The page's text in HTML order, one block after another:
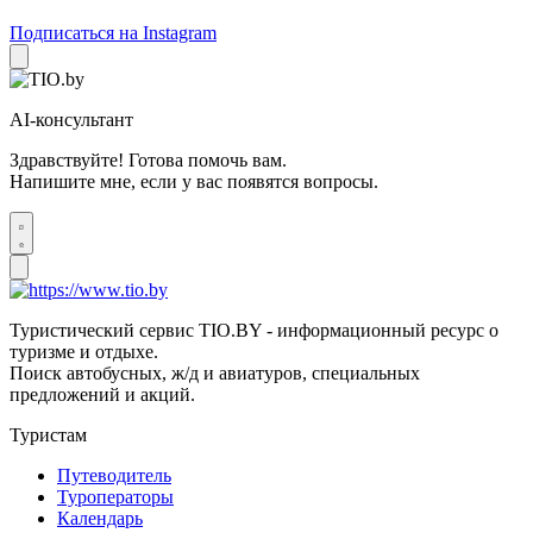
Подписаться на Instagram
AI-консультант
Здравствуйте! Готова помочь вам.
Напишите мне, если у вас появятся вопросы.
Туристический сервис TIO.BY - информационный ресурс о
туризме и отдыхе.
Поиск автобусных, ж/д и авиатуров, специальных
предложений и акций.
Туристам
Путеводитель
Туроператоры
Календарь